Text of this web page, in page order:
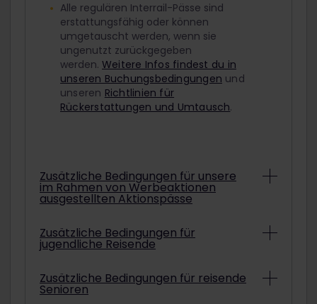
Alle regulären Interrail-Pässe sind
erstattungsfähig oder können
umgetauscht werden, wenn sie
ungenutzt zurückgegeben
werden. Weitere Infos findest du in
unseren Buchungsbedingungen und
unseren Richtlinien für
Rückerstattungen und Umtausch.
Zusätzliche Bedingungen für unsere
im Rahmen von Werbeaktionen
ausgestellten Aktionspässe
Abhängig von den konkreten
Bedingungen können Interrail-Pässe aus
erstattet oder umgetauscht werden.
Informationen darüber, ob der gekaufte
Zusätzliche Bedingungen für
jugendliche Reisende
Um mit einem ermäßigten Jugendpass
zu reisen, musst du am ausgewählten
Zusätzliche Bedingungen für reisende
Senioren